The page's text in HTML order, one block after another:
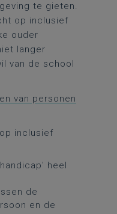
te gieten.
op inclusief
ouder
langer
van de school
van personen
inclusief
heel
de
en de